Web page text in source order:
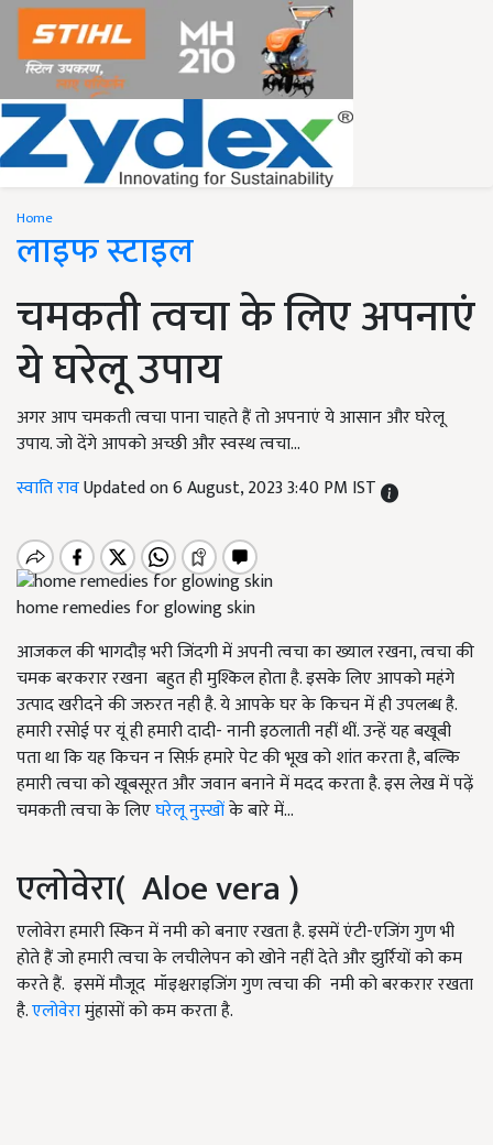
Home
लाइफ स्टाइल
चमकती त्वचा के लिए अपनाएं
ये घरेलू उपाय
अगर आप चमकती त्वचा पाना चाहते हैं तो अपनाएं ये आसान और घरेलू
उपाय. जो देंगे आपको अच्छी और स्वस्थ त्वचा...
स्वाति रावUpdated on 6 August, 2023 3:40 PM IST
home remedies for glowing skin
आजकल की भागदौड़ भरी जिंदगी में अपनी त्वचा का ख्याल रखना, त्वचा की
चमक बरकरार रखना बहुत ही मुश्किल होता है. इसके लिए आपको महंगे
उत्पाद खरीदने की जरुरत नही है. ये आपके घर के किचन में ही उपलब्ध है.
हमारी रसोई पर यूं ही हमारी दादी- नानी इठलाती नहीं थीं. उन्हें यह बखूबी
पता था कि यह किचन न सिर्फ़ हमारे पेट की भूख को शांत करता है, बल्कि
हमारी त्वचा को खूबसूरत और जवान बनाने में मदद करता है. इस लेख में पढ़ें
चमकती त्वचा के लिएघरेलू नुस्खोंके बारे में...
एलोवेरा( Aloe vera )
एलोवेरा हमारी स्किन में नमी को बनाए रखता है. इसमें एंटी-एजिंग गुण भी
होते हैं जो हमारी त्वचा के लचीलेपन को खोने नहीं देते और झुर्रियों को कम
करते हैं. इसमें मौजूद मॉइश्चराइजिंग गुण त्वचा की नमी को बरकरार रखता
है.एलोवेरामुंहासों को कम करता है.